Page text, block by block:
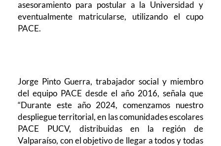
asesoramiento para postular a la Universidad y
eventualmente matricularse, utilizando el cupo
PACE.
Jorge Pinto Guerra, trabajador social y miembro
del equipo PACE desde el año 2016, señala que
“Durante este año 2024, comenzamos nuestro
despliegue territorial, en las comunidades escolares
PACE PUCV, distribuidas en la región de
Valparaíso, con el objetivo de llegar a todos y todas